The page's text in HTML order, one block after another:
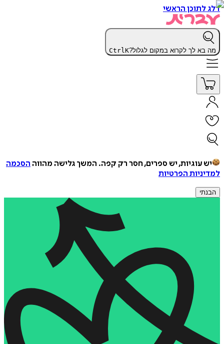
דלג לתוכן הראשי
מה בא לך לקרוא במקום לגלול? CtrlK
יש עוגיות, יש ספרים, חסר רק קפה. המשך גלישה מהווה הסכמה
למדיניות הפרטיות
הבנתי